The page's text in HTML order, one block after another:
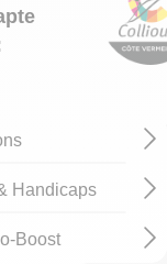
Contact
légales Politique
conçu !
Éditer mes
IRIS
règles de